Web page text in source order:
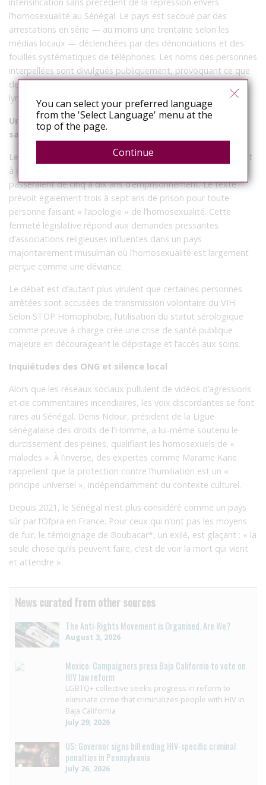
intensification sans précédent de la répression envers
l’homosexualité au Sénégal. Le pays est secoué par des
arrestations en série — au moins une trentaine selon les
médias locaux — déclenchées par des dénonciations et des
fouilles systématiques de téléphones. Les noms des personnes
interpellées sont divulgués publiquement, provoquant ce que
des défenseurs des droits humains qualifient de véritable «
lynchage public ».
Un arsenal législatif durci et une stigmatisation
sanitaire
Le gouvernement a récemment adopté un projet de loi visant
à doubler les peines pour les relations homosexuelles, qui
passeraient de cinq à dix ans d’emprisonnement. Le texte
prévoit également trois à sept ans de prison pour toute
personne faisant « l’apologie » de l’homosexualité. Cette
fermeté législative répond aux demandes pressantes
d’associations religieuses influentes dans un pays
majoritairement musulman où l’homosexualité est largement
perçue comme une déviance.
Le débat est d’autant plus virulent que certaines personnes
arrêtées sont accusées de transmission volontaire du VIH.
Selon STOP Homophobie, l’utilisation du statut sérologique
comme preuve à charge crée une crise de santé publique
majeure en décourageant le dépistage et l’accès aux soins.
Inquiétudes des ONG et silence local
Alors que les réseaux sociaux pullulent de vidéos d’agressions
et de commentaires incendiaires, les voix discordantes se font
rares au Sénégal. Denis Ndour, président de la Ligue
sénégalaise des droits de l’Homme, a lui-même soutenu le
durcissement des peines, qualifiant les homosexuels de «
malades ». À l’inverse, des expertes comme Marame Kane
rappellent que la protection contre l’humiliation est un «
principe universel », indépendamment du contexte culturel.
Depuis 2021, le Sénégal n’est plus considéré comme un pays
sûr par l’Ofpra en France. Pour ceux qui n’ont pas les moyens
de fuir, le témoignage de Boubacar*, un exilé, est glaçant : « la
seule chose qu’ils peuvent faire, c’est de voir la mort qui vient
et attendre ».
News curated from other sources
The Anti-Rights Movement is Organised. Are We?
August 3, 2026
Mexico: Campaigners press Baja California to vote on
HIV law reform
LGBTQ+ collective seeks progress in reform to
eliminate crime that criminalizes people with HIV in
Baja California
July 29, 2026
US: Governor signs bill ending HIV-specific criminal
penalties in Pennsylvania
July 26, 2026
You can select your preferred language
from the 'Select Language' menu at the
top of the page.
Continue